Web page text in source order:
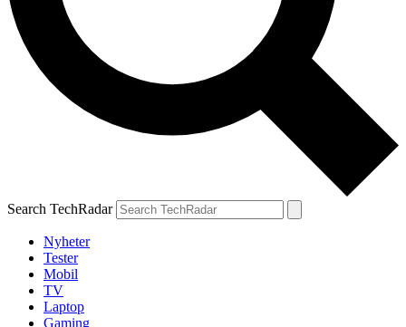
Search TechRadar
Nyheter
Tester
Mobil
TV
Laptop
Gaming